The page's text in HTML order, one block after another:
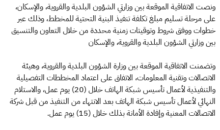
ونصت الاتفاقية الموقعة بين وزارتي الشؤون البلدية والقروية، والإسكان،
على مرحلة تسليم مبلغ تكلفة تنفيذ البنية التحتية للمخطط، وذلك عبر
خطوات ووفق شروط وتوقيتات زمنية محددة من خلال التعاون والتنسيق
بين وزارتي الشؤون البلدية والقروية، والإسكان
وتضمنت الاتفاقية الموقعة بين وزارة الشؤون البلدية والقروية، وهيئة
الاتصالات وتقنية المعلومات، الاتفاق على اعتماد المخططات التفصيلية
والتنفيذية لأعمال تأسيس شبكة الهاتف خلال (20) يوم عمل، والاستلام
النهائي لأعمال تأسيس شبكة الهاتف بعد الانتهاء من التنفيذ من قبل شركة
الاتصالات المعنية وإفادة الأمانة بذلك خلال (15) يوم عمل.